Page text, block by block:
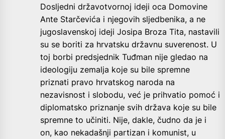
Dosljedni državotvornoj ideji oca Domovine
Ante Starčevića i njegovih sljedbenika, a ne
jugoslavenskoj ideji Josipa Broza Tita, nastavili
su se boriti za hrvatsku državnu suverenost. U
toj borbi predsjednik Tuđman nije gledao na
ideologiju zemalja koje su bile spremne
priznati pravo hrvatskog naroda na
nezavisnost i slobodu, već je prihvatio pomoć i
diplomatsko priznanje svih država koje su bile
spremne to učiniti. Nije, dakle, čudno da je i
on, kao nekadašnji partizan i komunist, u